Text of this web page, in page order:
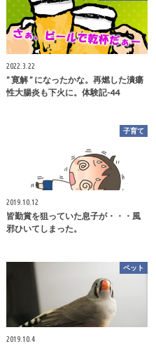
2022.3.22
” 寛解 ” になったかな。再燃した潰瘍
性大腸炎も下火に。体験記-44
子育て
2019.10.12
皆勤賞を狙っていた息子が・・・風
邪ひいてしまった。
ペット
2019.10.4